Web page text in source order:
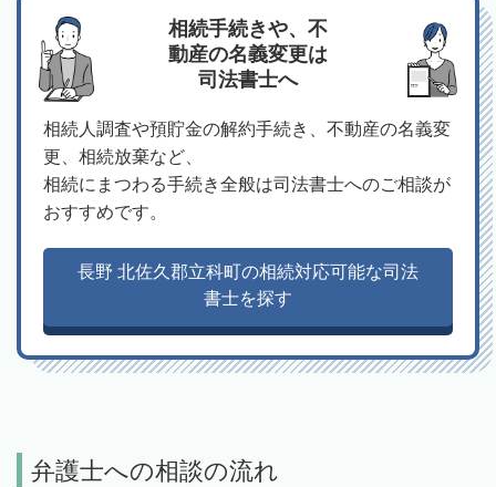
相続手続きや、不
動産の名義変更は
司法書士へ
相続人調査や預貯金の解約手続き、不動産の名義変
更、相続放棄など、
相続にまつわる手続き全般は司法書士へのご相談が
おすすめです。
長野 北佐久郡立科町の相続対応可能な司法
書士を探す
弁護士への相談の流れ